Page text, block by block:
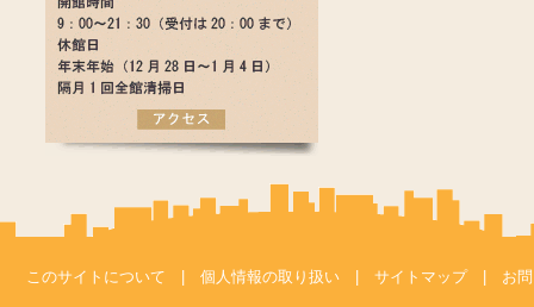
このサイトについて 個人情報の取り扱い サイトマップ| お